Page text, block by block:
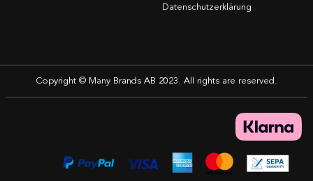
Datenschutzerklärung
Copyright © Many Brands AB 2023. All rights are reserved.